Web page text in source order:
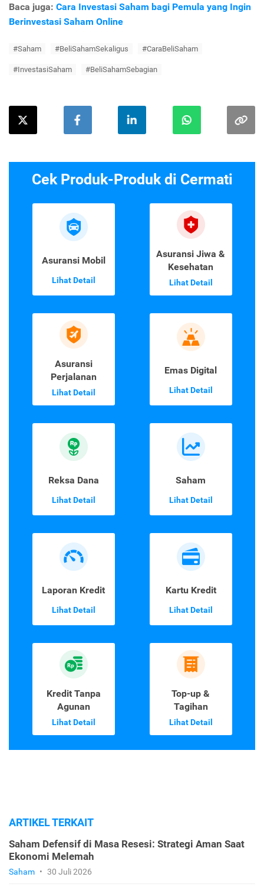
Baca juga: Cara Investasi Saham bagi Pemula yang Ingin
Berinvestasi Saham Online
#Saham #BeliSahamSekaligus #CaraBeliSaham
#InvestasiSaham #BeliSahamSebagian
Cek Produk-Produk di Cermati
Asuransi Mobil
Lihat Detail
Asuransi Jiwa &
Kesehatan
Lihat Detail
Asuransi
Perjalanan
Lihat Detail
Emas Digital
Lihat Detail
Reksa Dana
Lihat Detail
Saham
Lihat Detail
Laporan Kredit
Lihat Detail
Kartu Kredit
Lihat Detail
Kredit Tanpa
Agunan
Lihat Detail
Top-up &
Tagihan
Lihat Detail
ARTIKEL TERKAIT
Saham Defensif di Masa Resesi: Strategi Aman Saat
Ekonomi Melemah
Saham • 30 Juli 2026